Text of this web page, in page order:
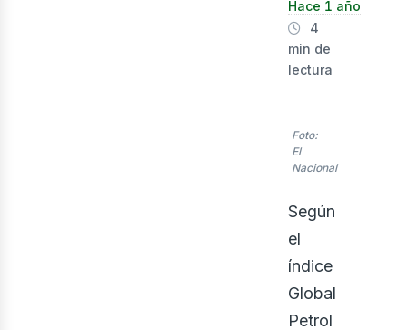
Hace 1 año
4
min de
lectura
Foto:
El
Nacional
Según
el
índice
Global
Petrol